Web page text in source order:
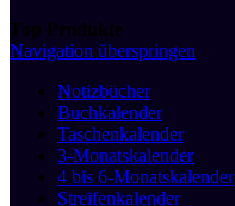
Top Produkte
Navigation überspringen
Notizbücher
Buchkalender
Taschenkalender
3-Monatskalender
4 bis 6-Monatskalender
Streifenkalender